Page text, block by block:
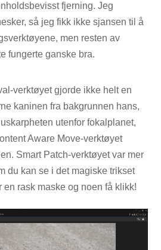
fjerning. Jeg
så jeg fikk ikke sjansen til å
men resten av
fungerte ganske bra.
verktøyet gjorde ikke helt en
kaninen fra bakgrunnen hans,
utenfor fokalplanet,
Aware Move-verktøyet
Smart Patch-verktøyet var mer
du kan se i det magiske trikset
en rask maske og noen få klikk!